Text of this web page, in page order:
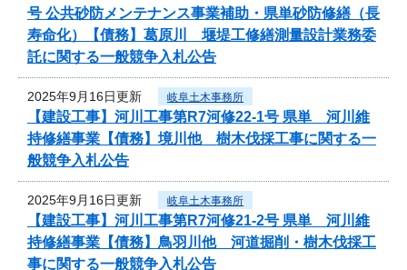
号 公共砂防メンテナンス事業補助・県単砂防修繕（長
寿命化）【債務】葛原川 堰堤工修繕測量設計業務委
託に関する一般競争入札公告
2025年9月16日更新 岐阜土木事務所
【建設工事】河川工事第R7河修22-1号 県単 河川維
持修繕事業【債務】境川他 樹木伐採工事に関する一
般競争入札公告
2025年9月16日更新 岐阜土木事務所
【建設工事】河川工事第R7河修21-2号 県単 河川維
持修繕事業【債務】鳥羽川他 河道掘削・樹木伐採工
事に関する一般競争入札公告